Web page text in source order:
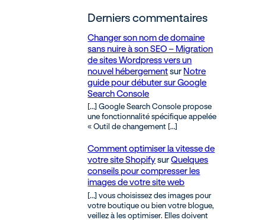
Derniers commentaires
Changer son nom de domaine
sans nuire à son SEO – Migration
de sites Wordpress vers un
nouvel hébergementsur Notre
guide pour débuter sur Google
Search Console
[…] Google Search Console propose
une fonctionnalité spécifique appelée
« Outil de changement […]
Comment optimiser la vitesse de
votre site ShopifysurQuelques
conseils pour compresser les
images de votre site web
[…] vous choisissez des images pour
votre boutique ou bien votre blogue,
veillez à les optimiser. Elles doivent